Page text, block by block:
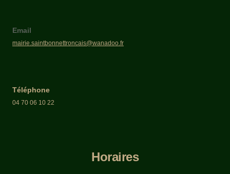
Email
mairie.saintbonnettroncais@wanadoo.fr
Téléphone
04 70 06 10 22
Horaires